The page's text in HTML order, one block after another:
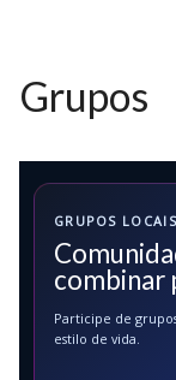
Programa de
Marketplace
Grupos
GRUPOS LOCAIS
combinar
Participe de
estilo de vida.